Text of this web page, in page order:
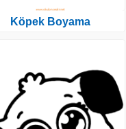
Köpek Boyama